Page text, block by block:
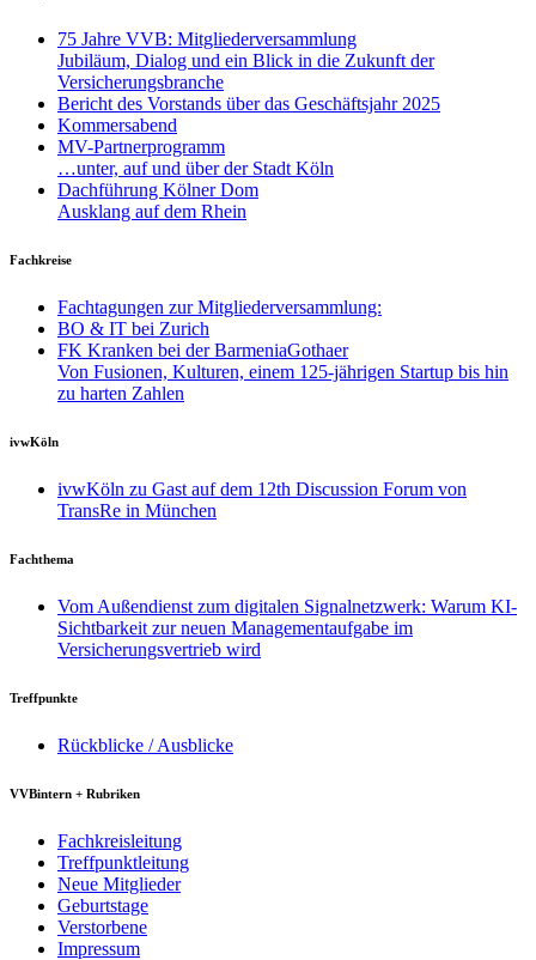
75 Jahre VVB: Mitgliederversammlung
Jubiläum, Dialog und ein Blick in die Zukunft der
Versicherungsbranche
Bericht des Vorstands über das Geschäftsjahr 2025
Kommersabend
MV-Partnerprogramm
…unter, auf und über der Stadt Köln
Dachführung Kölner Dom
Ausklang auf dem Rhein
Fachkreise
Fachtagungen zur Mitgliederversammlung:
BO & IT bei Zurich
FK Kranken bei der BarmeniaGothaer
Von Fusionen, Kulturen, einem 125-jährigen Startup bis hin
zu harten Zahlen
ivwKöln
ivwKöln zu Gast auf dem 12th Discussion Forum von
TransRe in München
Fachthema
Vom Außendienst zum digitalen Signalnetzwerk: Warum KI-
Sichtbarkeit zur neuen Managementaufgabe im
Versicherungsvertrieb wird
Treffpunkte
Rückblicke / Ausblicke
VVBintern + Rubriken
Fachkreisleitung
Treffpunktleitung
Neue Mitglieder
Geburtstage
Verstorbene
Impressum